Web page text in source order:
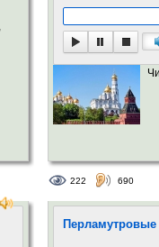
222 690